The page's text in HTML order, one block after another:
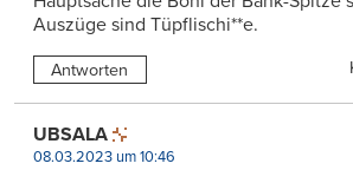
Auszüge sind Tüpflischi**e.
Antworten
UBSALA
08.03.2023 um 10:46